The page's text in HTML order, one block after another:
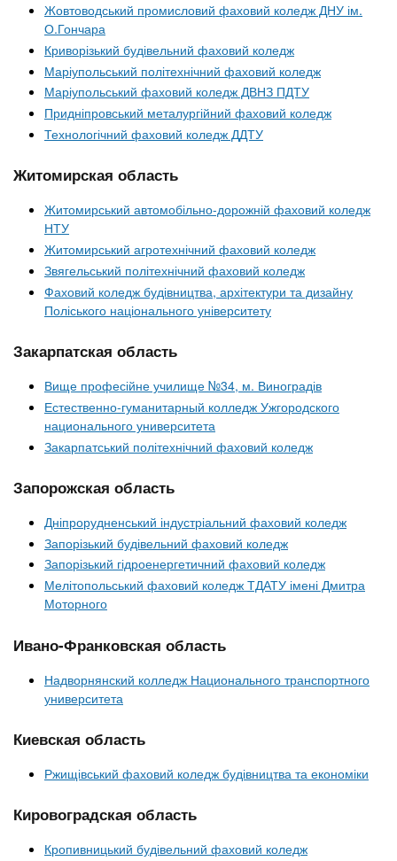
Жовтоводський промисловий фаховий коледж ДНУ ім.
О.Гончара
Криворізький будівельний фаховий коледж
Маріупольський політехнічний фаховий коледж
Маріупольський фаховий коледж ДВНЗ ПДТУ
Придніпровський металургійний фаховий коледж
Технологічний фаховий коледж ДДТУ
Житомирская область
Житомирський автомобільно-дорожній фаховий коледж
НТУ
Житомирський агротехнічний фаховий коледж
Звягельський політехнічний фаховий коледж
Фаховий коледж будівництва, архітектури та дизайну
Поліського національного університету
Закарпатская область
Вище професійне училище №34, м. Виноградів
Естественно-гуманитарный колледж Ужгородского
национального университета
Закарпатський політехнічний фаховий коледж
Запорожская область
Дніпрорудненський індустріальний фаховий коледж
Запорізький будівельний фаховий коледж
Запорізький гідроенергетичний фаховий коледж
Мелітопольський фаховий коледж ТДАТУ імені Дмитра
Моторного
Ивано-Франковская область
Надворнянский колледж Национального транспортного
университета
Киевская область
Ржищівський фаховий коледж будівництва та економіки
Кировоградская область
Кропивницький будівельний фаховий коледж